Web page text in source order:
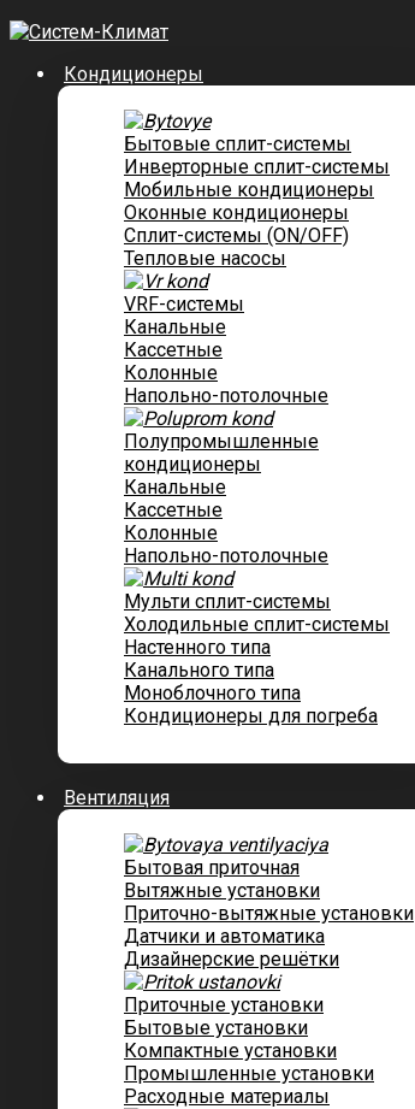
Кондиционеры
Бытовые сплит-системы
Инверторные сплит-системы
Мобильные кондиционеры
Оконные кондиционеры
Сплит-системы (ON/OFF)
Тепловые насосы
VRF-системы
Канальные
Касcетные
Колонные
Напольно-потолочные
Полупромышленные
кондиционеры
Канальные
Кассетные
Колонные
Напольно-потолочные
Мульти сплит-системы
Холодильные сплит-системы
Настенного типа
Канального типа
Моноблочного типа
Кондиционеры для погреба
Вентиляция
Бытовая приточная
Вытяжные установки
Приточно-вытяжные установки
Датчики и автоматика
Дизайнерские решётки
Приточные установки
Бытовые установки
Компактные установки
Промышленные установки
Расходные материалы